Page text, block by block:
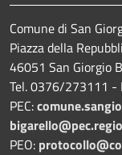
Comune di San
Piazza della
46051 San Giorgio
Tel. 0376/273111 -
PEC:
PEO: